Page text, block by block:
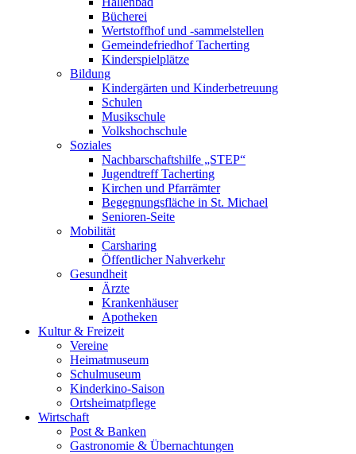
Bücherei
Wertstoffhof und -sammelstellen
Gemeindefriedhof Tacherting
Kinderspielplätze
Bildung
Kindergärten und Kinderbetreuung
Schulen
Musikschule
Volkshochschule
Soziales
Nachbarschaftshilfe „STEP“
Jugendtreff Tacherting
Kirchen und Pfarrämter
Begegnungsfläche in St. Michael
Senioren-Seite
Mobilität
Carsharing
Öffentlicher Nahverkehr
Gesundheit
Ärzte
Krankenhäuser
Apotheken
Kultur & Freizeit
Vereine
Heimatmuseum
Schulmuseum
Kinderkino-Saison
Ortsheimatpflege
Wirtschaft
Post & Banken
Gastronomie & Übernachtungen